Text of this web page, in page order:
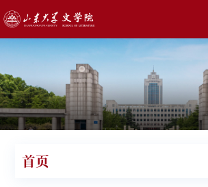
首页